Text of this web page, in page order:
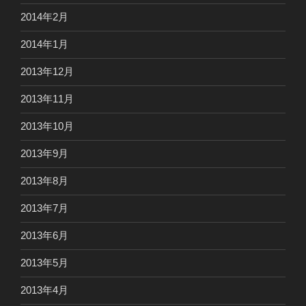
2014年2月
2014年1月
2013年12月
2013年11月
2013年10月
2013年9月
2013年8月
2013年7月
2013年6月
2013年5月
2013年4月